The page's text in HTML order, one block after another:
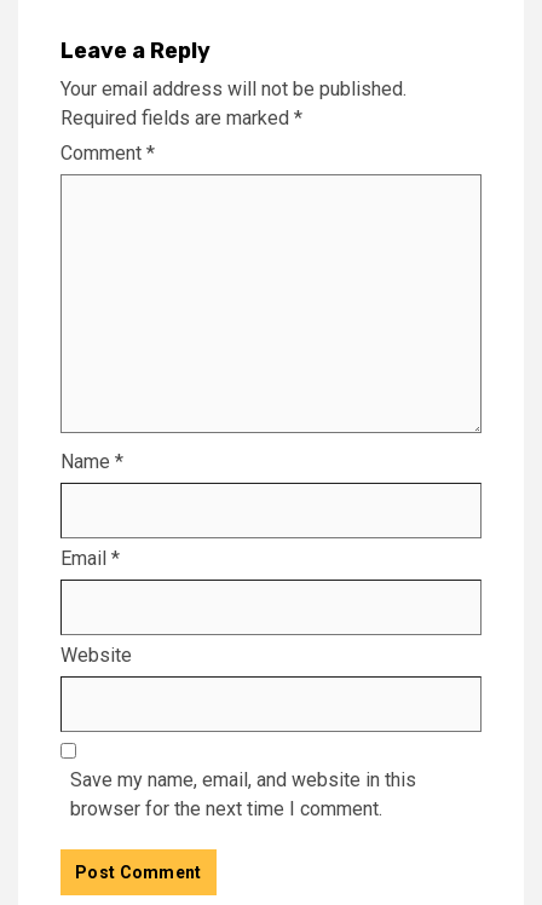
Leave a Reply
Your email address will not be published.
Required fields are marked *
Comment *
Name *
Email *
Website
Save my name, email, and website in this
browser for the next time I comment.